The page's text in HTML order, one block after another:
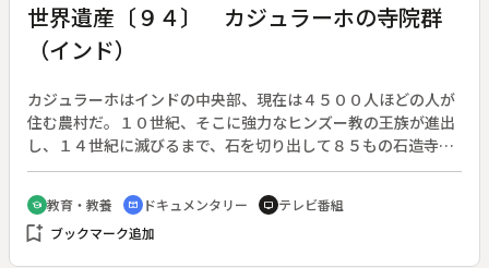
世界遺産〔９４〕 カジュラーホの寺院群
（インド）
カジュラーホはインドの中央部、現在は４５００人ほどの人が
住む農村だ。１０世紀、そこに強力なヒンズー教の王族が進出
し、１４世紀に滅びるまで、石を切り出して８５もの石造寺院
を建設した。今も残るのは２５だが、それらの寺々と、付属す
る神・人・動物などの、おびただしい彫刻を見ていく。◆高さ
３０ｍ、最大のカンダーリャ・マハーデーバ寺院、シバの神、
パールバティ女神、有名なミトゥナ像などが紹介されている。
school 教育・教養 cinematic_blur ドキュメンタリー tv テレビ番組
bookmark_add ブックマーク追加